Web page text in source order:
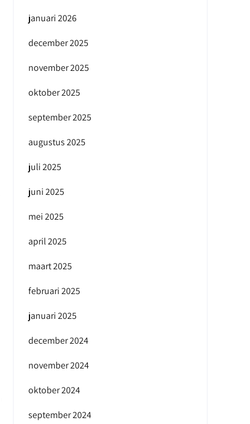
januari 2026
december 2025
november 2025
oktober 2025
september 2025
augustus 2025
juli 2025
juni 2025
mei 2025
april 2025
maart 2025
februari 2025
januari 2025
december 2024
november 2024
oktober 2024
september 2024